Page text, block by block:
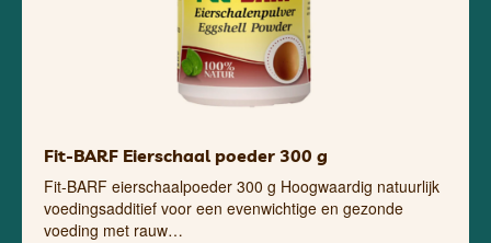
Fit-BARF Eierschaal poeder 300 g
Fit-BARF eierschaalpoeder 300 g Hoogwaardig natuurlijk
voedingsadditief voor een evenwichtige en gezonde
voeding met rauw…